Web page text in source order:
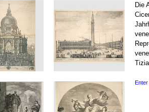
Die
Enter